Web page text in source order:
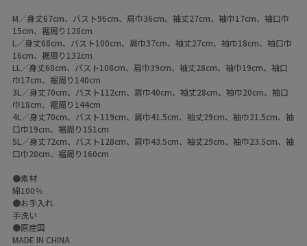
M／身丈67cm、バスト96cm、肩巾36cm、袖丈27cm、袖巾17cm、袖口巾
15cm、裾周り128cm
L／身丈68cm、バスト100cm、肩巾37cm、袖丈27cm、袖巾18cm、袖口巾
16cm、裾周り132cm
LL／身丈68cm、バスト108cm、肩巾39cm、袖丈28cm、袖巾19cm、袖口
巾17cm、裾周り140cm
3L／身丈70cm、バスト112cm、肩巾40cm、袖丈28cm、袖巾20cm、袖口
巾18cm、裾周り144cm
4L／身丈70cm、バスト119cm、肩巾41.5cm、袖丈29cm、袖巾21.5cm、袖
口巾19cm、裾周り151cm
5L／身丈72cm、バスト128cm、肩巾43.5cm、袖丈29cm、袖巾23.5cm、袖
口巾20cm、裾周り160cm
●素材
綿100％
●お手入れ
手洗い
●原産国
MADE IN CHINA